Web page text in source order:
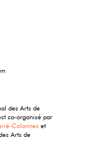
des Arts de
co-organisé par
Colonnes et
Arts de